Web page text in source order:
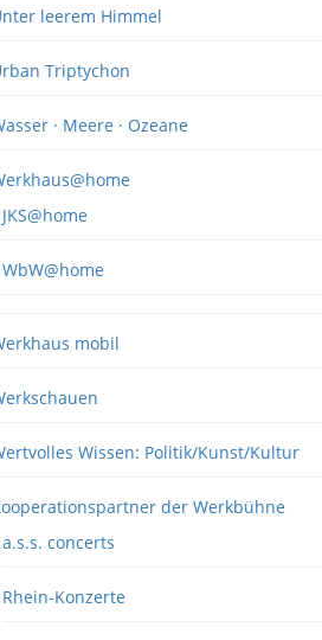
leerem Himmel
Triptychon
· Meere · Ozeane
JKS@home
WbW@home
mobil
Wissen: Politik/Kunst/Kultur
der Werkbühne
a.s.s. concerts
Rhein-Konzerte